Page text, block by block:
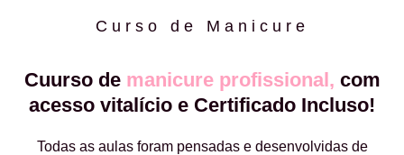
Curso de Manicure
Cuurso de manicure profissional, com
acesso vitalício e Certificado Incluso!
Todas as aulas foram pensadas e desenvolvidas de